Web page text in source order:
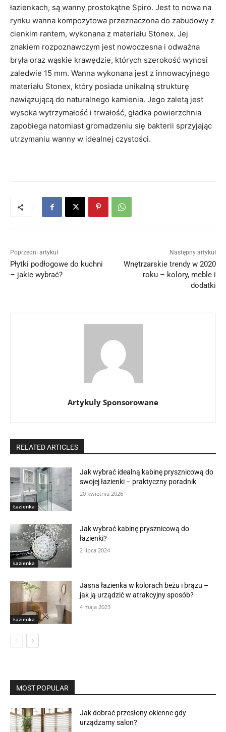
łazienkach, są wanny prostokątne Spiro. Jest to nowa na
rynku wanna kompozytowa przeznaczona do zabudowy z
cienkim rantem, wykonana z materiału Stonex. Jej
znakiem rozpoznawczym jest nowoczesna i odważna
bryła oraz wąskie krawędzie, których szerokość wynosi
zaledwie 15 mm. Wanna wykonana jest z innowacyjnego
materiału Stonex, który posiada unikalną strukturę
nawiązującą do naturalnego kamienia. Jego zaletą jest
wysoka wytrzymałość i trwałość, gładka powierzchnia
zapobiega natomiast gromadzeniu się bakterii sprzyjając
utrzymaniu wanny w idealnej czystości.
Poprzedni artykuł
Płytki podłogowe do kuchni
– jakie wybrać?
Następny artykuł
Wnętrzarskie trendy w 2020
roku – kolory, meble i
dodatki
Artykuly Sponsorowane
RELATED ARTICLES
Łazienka
Jak wybrać idealną kabinę prysznicową do
swojej łazienki – praktyczny poradnik
20 kwietnia 2026
Łazienka
Jak wybrać kabinę prysznicową do
łazienki?
2 lipca 2024
Łazienka
Jasna łazienka w kolorach beżu i brązu –
jak ją urządzić w atrakcyjny sposób?
4 maja 2023
MOST POPULAR
Jak dobrać przesłony okienne gdy
urządzamy salon?